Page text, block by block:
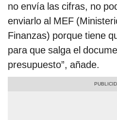
no envía las cifras, no
enviarlo al MEF
Finanzas) porque tiene
para que salga el
presupuesto”, añade.